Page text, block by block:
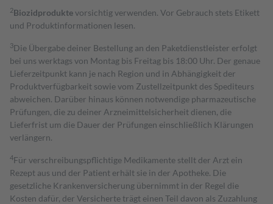
2Biozidproduktevorsichtig verwenden. Vor Gebrauch stets Etikett
und Produktinformationen lesen.
3Die Übergabe deiner Bestellung an den Paketdienstleister erfolgt
bei uns werktags von Montag bis Freitag bis 18:00 Uhr. Der genaue
Lieferzeitpunkt kann je nach Region und in Abhängigkeit der
Produktverfügbarkeit sowie vom Zustellzeitpunkt des Spediteurs
abweichen. Darüber hinaus können notwendige pharmazeutische
Prüfungen, die zu deiner Arzneimittelsicherheit dienen, die
Lieferfrist um die Dauer der Prüfungen einschließlich Klärungen
verlängern.
4Für verschreibungspflichtige Medikamente stellt der Arzt ein
Rezept aus und der Patient erhält sie in der Apotheke. Die
gesetzliche Krankenversicherung übernimmt in der Regel die
Kosten dafür, der Versicherte trägt einen Teil davon als Zuzahlung